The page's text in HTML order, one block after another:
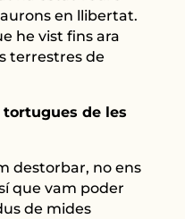
en llibertat.
he vist fins ara
terrestres de
de les
destorbar, no ens
que vam poder
de mides